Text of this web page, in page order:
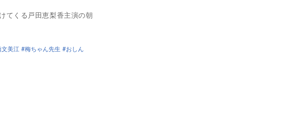
てくる戸田恵梨香主演の朝
美江 梅ちゃん先生
おしん